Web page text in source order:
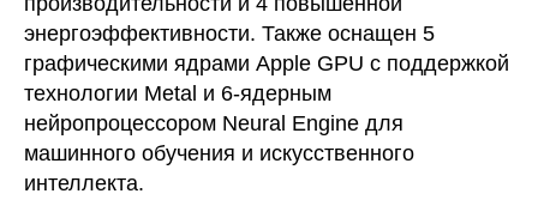
энергоэффективности. Также оснащен 5
графическими ядрами Apple GPU с поддержкой
технологии Metal и 6-ядерным
нейропроцессором Neural Engine для
машинного обучения и искусственного
интеллекта.